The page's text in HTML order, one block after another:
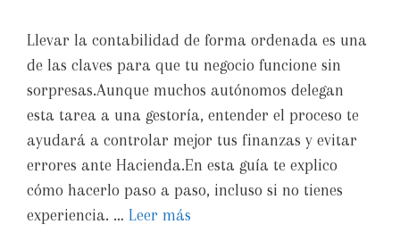
Llevar la contabilidad de forma ordenada es una
de las claves para que tu negocio funcione sin
sorpresas.Aunque muchos autónomos delegan
esta tarea a una gestoría, entender el proceso te
ayudará a controlar mejor tus finanzas y evitar
errores ante Hacienda.En esta guía te explico
cómo hacerlo paso a paso, incluso si no tienes
experiencia. … Leer más